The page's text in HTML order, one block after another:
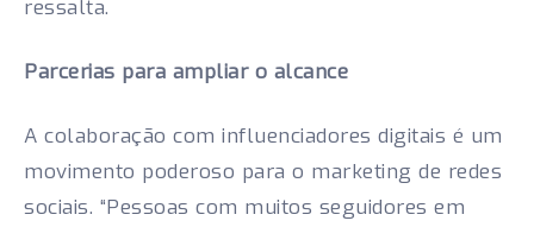
ressalta.
Parcerias para ampliar o alcance
A colaboração com influenciadores digitais é um
movimento poderoso para o marketing de redes
sociais. “Pessoas com muitos seguidores em